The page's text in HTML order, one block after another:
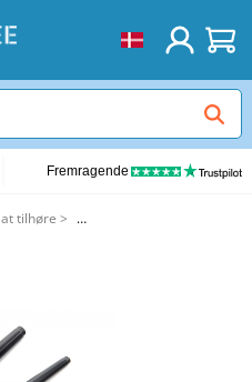
Fremragende
at tilhøre >